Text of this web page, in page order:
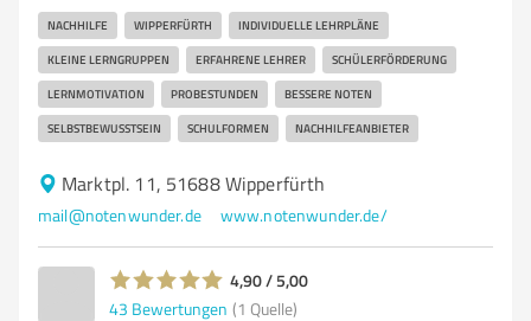
NACHHILFE WIPPERFÜRTH INDIVIDUELLE LEHRPLÄNE
KLEINE LERNGRUPPEN ERFAHRENE LEHRER SCHÜLERFÖRDERUNG
LERNMOTIVATION PROBESTUNDEN BESSERE NOTEN
SELBSTBEWUSSTSEIN SCHULFORMEN NACHHILFEANBIETER
Marktpl. 11, 51688 Wipperfürth
mail@notenwunder.de www.notenwunder.de/
4,90 / 5,00
43 Bewertungen (1 Quelle)